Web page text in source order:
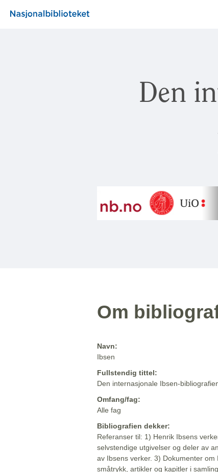
Den
Om
Navn:
Ibsen
Fullstendig tittel:
Den internasjonale Ibsen-
Omfang/fag:
Alle fag
Bibliografien dekker:
Referanser til: 1) Henrik Ibsens
selvstendige utgivelser og deler av
av Ibsens verker. 3) Dokumenter
småtrykk, artikler og kapitler i